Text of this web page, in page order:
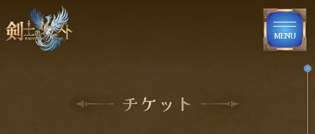
MENU
チケット